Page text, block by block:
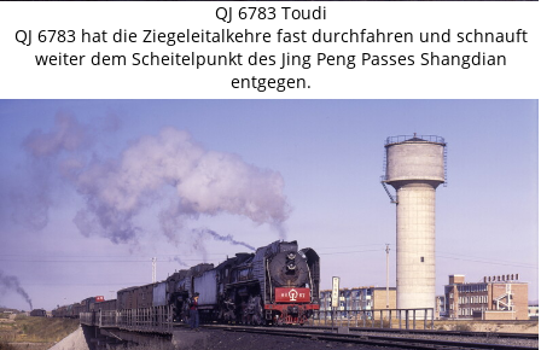
QJ 6783 Toudi
QJ 6783 hat die Ziegeleitalkehre fast durchfahren und schnauft
weiter dem Scheitelpunkt des Jing Peng Passes Shangdian
entgegen.